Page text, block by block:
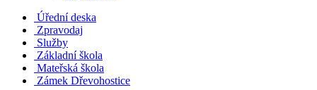
Úřední deska
Zpravodaj
Služby
Základní škola
Mateřská škola
Zámek Dřevohostice